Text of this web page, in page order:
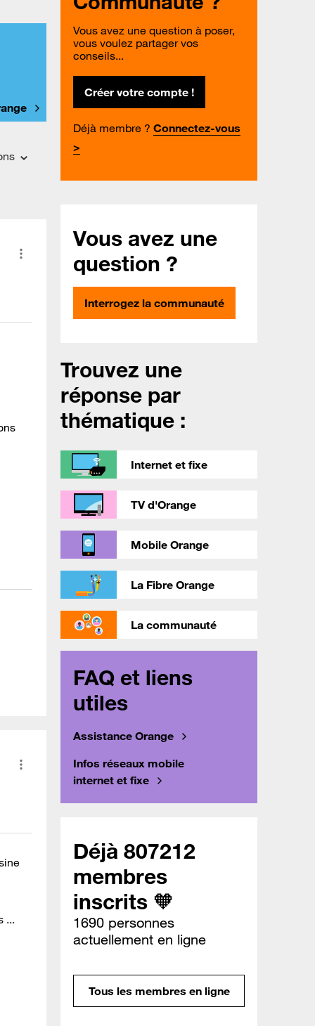
...
Vous avez une question à poser,
vous voulez partager vos
conseils...
Créer votre compte !
Déjà membre ? Connectez-vous
>
Vous avez une
question ?
Interrogez la communauté
Trouvez une
réponse par
thématique :
Internet et fixe
TV d'Orange
Mobile Orange
La Fibre Orange
La communauté
FAQ et liens
utiles
Assistance Orange
Infos réseaux mobile
internet et fixe
Déjà 807212
membres
inscrits 🧡
1690 personnes
actuellement en ligne
Tous les membres en ligne